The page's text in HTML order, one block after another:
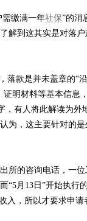
缴满一年社保”的消
解到这其实是对落
款是并未盖章的“
证明材料等基本信息
，有人将此解读为外
为，这主要针对的是
的咨询电话，一位
“5月13日”开始执行
入，所以才要求申请